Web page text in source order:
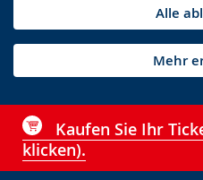
Alle
Mehr
Kaufen Sie Ihr
klicken).